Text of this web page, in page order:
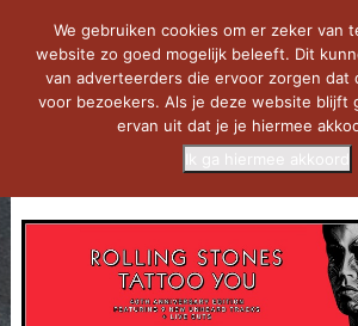
We gebruiken cookies om er zeker van
website zo goed mogelijk beleeft. Dit
van adverteerders die ervoor zorgen dat
voor bezoekers. Als je deze website blijft
ervan uit dat je je hiermee
Ik ga hiermee akkoord